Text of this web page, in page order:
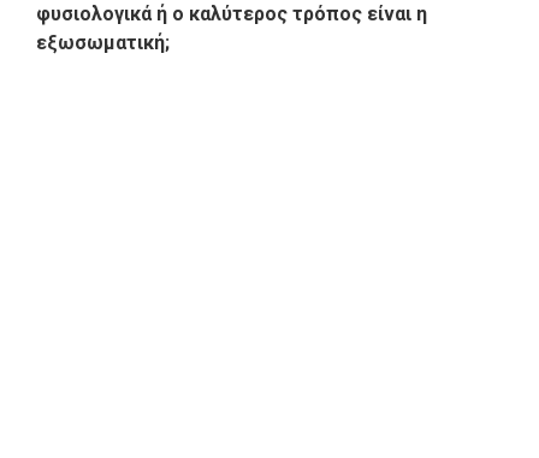
φυσιολογικά ή ο καλύτερος τρόπος είναι η
εξωσωματική;